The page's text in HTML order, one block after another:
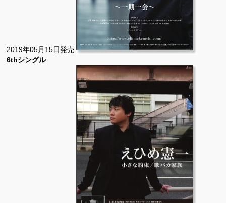
2019年05月15日発売
6thシングル